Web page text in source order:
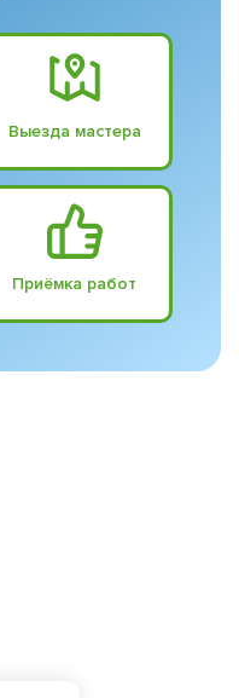
Выезда мастера
Приёмка работ